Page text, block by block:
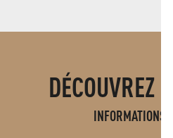
DÉCOUVREZ
INFORMATIONS